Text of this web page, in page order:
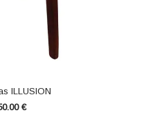
ILLUSION
€